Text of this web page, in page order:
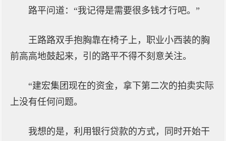
路平问道：“我记得是需要很多钱才行吧。”
王路路双手抱胸靠在椅子上，职业小西装的胸
前高高地鼓起来，引的路平不得不刻意关注。
“建宏集团现在的资金，拿下第二次的拍卖实际
上没有任何问题。
我想的是，利用银行贷款的方式，同时开始干